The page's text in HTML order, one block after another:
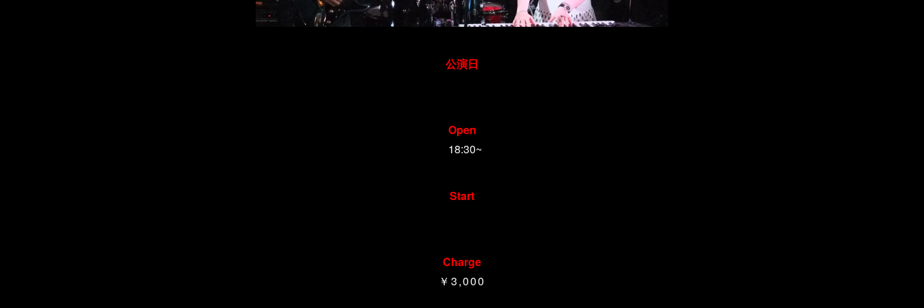
公演日
Open
18:30~
Start
Charge
￥3,000